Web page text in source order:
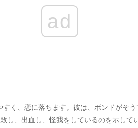
ad
く、恋に落ちます。彼は、ボンドがそ
し、出血し、怪我をしているのを示し